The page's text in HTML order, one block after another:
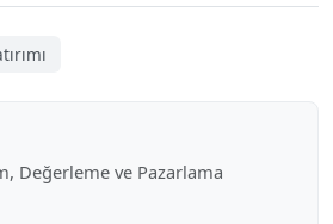
Değerleme ve Pazarlama